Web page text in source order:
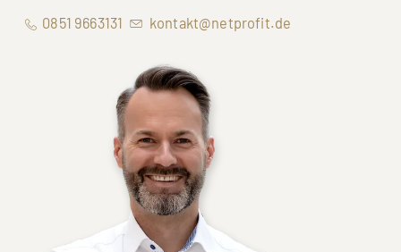
0851 9663131 kontakt@netprofit.de